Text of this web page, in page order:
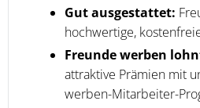
Gut ausgestattet:
hochwertige,
Freunde werben
attraktive Prämien mit
werben-Mitarbeiter-